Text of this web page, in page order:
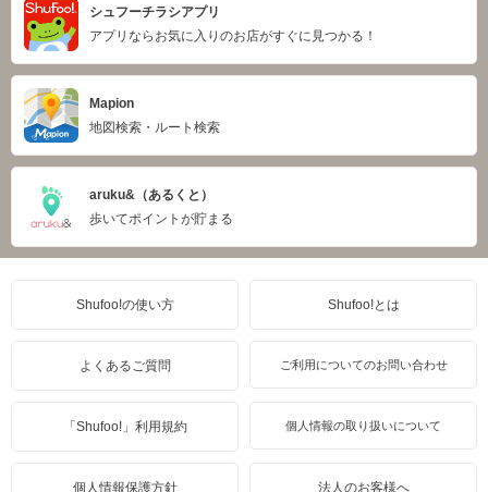
シュフーチラシアプリ
アプリならお気に入りのお店がすぐに見つかる！
Mapion
地図検索・ルート検索
aruku&（あるくと）
歩いてポイントが貯まる
Shufoo!の使い方 Shufoo!とは
よくあるご質問 ご利用についてのお問い合わせ
「Shufoo!」利用規約 個人情報の取り扱いについて
個人情報保護方針 法人のお客様へ